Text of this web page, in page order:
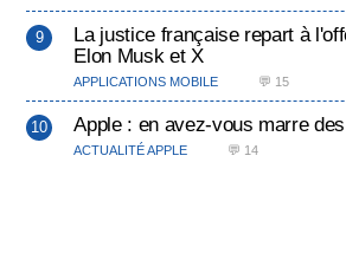
La justice française repart à
Elon Musk et X
APPLICATIONS MOBILE 💬 15
Apple : en avez-vous marre
ACTUALITÉ APPLE 💬 14